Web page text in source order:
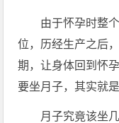
由于怀孕时整
位，历经生产之后
期，让身体回到怀
要坐月子，其实就
月子究竟该坐